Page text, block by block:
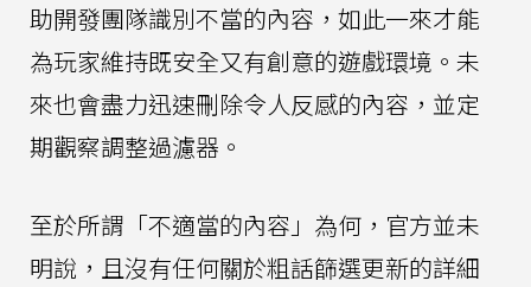
助開發團隊識別不當的內容，如此一來才能
為玩家維持既安全又有創意的遊戲環境。未
來也會盡力迅速刪除令人反感的內容，並定
期觀察調整過濾器。
至於所謂「不適當的內容」為何，官方並未
明說，且沒有任何關於粗話篩選更新的詳細